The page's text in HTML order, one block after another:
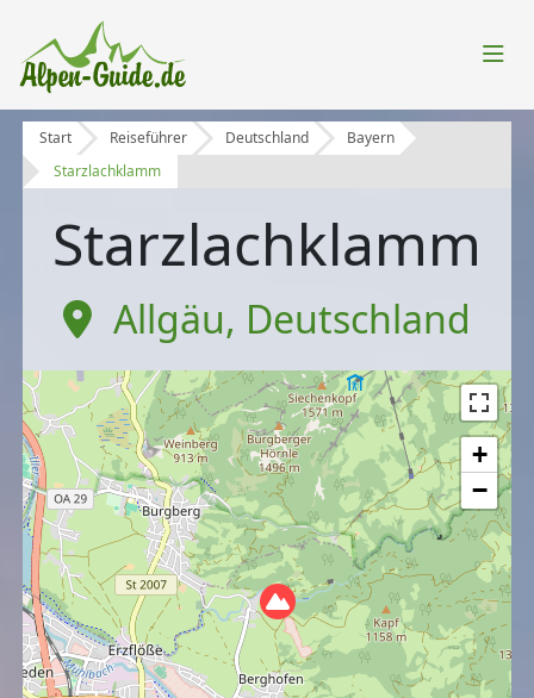
Start Reiseführer Deutschland
Bayern
Starzlachklamm
Starzlachklamm
Allgäu, Deutschland
+
−